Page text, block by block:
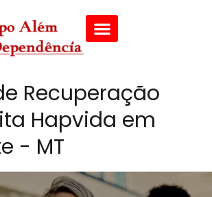
Recuperação
Hapvida em
- MT